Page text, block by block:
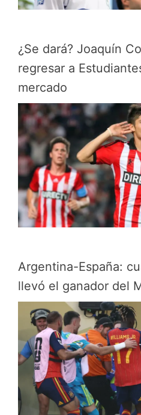
¿Se dará? Joaquín
regresar a
mercado
Argentina-España:
llevó el ganador del